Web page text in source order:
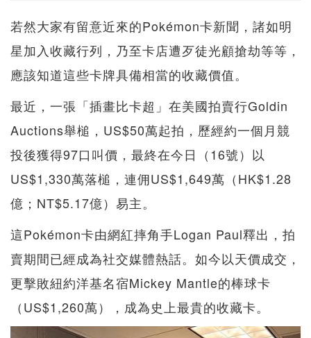
若然大家有留意近來的Pokémon卡新聞，諸如明
星加入收藏行列，乃至卡店遭歹徒光顧搶劫等等，
應該知道這些卡牌具備相當的收藏價值。
最近，一張「插畫比卡超」在美國拍賣行Goldin
Auctions舉槌，US$50萬起拍，歷經約一個月競
投後獲得97口叫價，最終在今日（16號）以
US$1,330萬落槌，連佣US$1,649萬（HK$1.28
億；NT$5.17億）易主。
這Pokémon卡由網紅摔角手Logan Paul釋出，拍
賣期間已經成為社交媒體熱話。如今以天價成交，
更擊敗紐約洋基名宿Mickey Mantle的棒球卡
（US$1,260萬），成為史上最貴的收藏卡。